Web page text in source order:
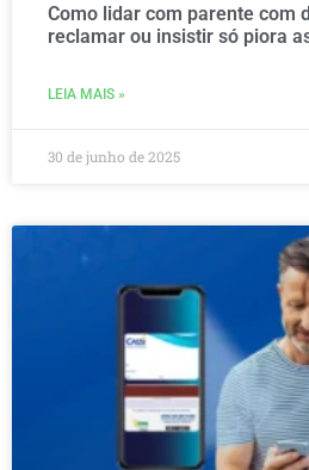
Como lidar com parente com
reclamar ou insistir só piora
LEIA MAIS »
30 de junho de 2025